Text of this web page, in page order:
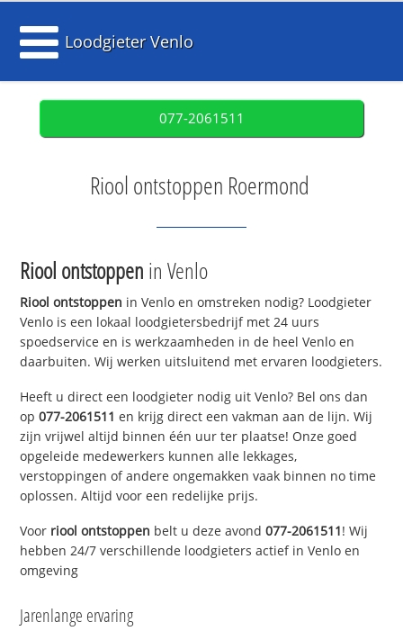
Loodgieter Venlo
077-2061511
Riool ontstoppen Roermond
Riool ontstoppen in Venlo
Riool ontstoppen in Venlo en omstreken nodig? Loodgieter
Venlo is een lokaal loodgietersbedrijf met 24 uurs
spoedservice en is werkzaamheden in de heel Venlo en
daarbuiten. Wij werken uitsluitend met ervaren loodgieters.
Heeft u direct een loodgieter nodig uit Venlo? Bel ons dan
op077-2061511 en krijg direct een vakman aan de lijn. Wij
zijn vrijwel altijd binnen één uur ter plaatse! Onze goed
opgeleide medewerkers kunnen alle lekkages,
verstoppingen of andere ongemakken vaak binnen no time
oplossen. Altijd voor een redelijke prijs.
Voor riool ontstoppen belt u deze avond077-2061511! Wij
hebben 24/7 verschillende loodgieters actief in Venlo en
omgeving
Jarenlange ervaring